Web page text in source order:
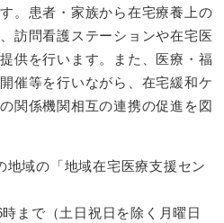
。患者・家族から在宅療養上の
訪問看護ステーションや在宅医
供を行います。また、医療・福
催等を行いながら、在宅緩和ケ
関係機関相互の連携の促進を図
地域の「地域在宅医療支援セン
まで（土日祝日を除く月曜日